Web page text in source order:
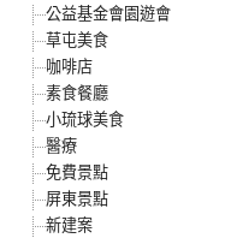
公益基金會園遊會
草屯美食
咖啡店
素食餐廳
小琉球美食
醫療
免費景點
屏東景點
新建案